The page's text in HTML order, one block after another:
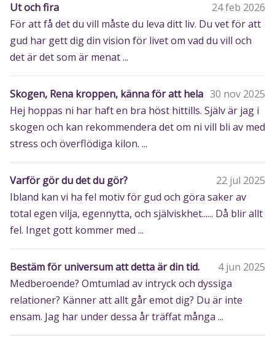
Ut och fira
24 feb 2026
För att få det du vill måste du leva ditt liv. Du vet för att
gud har gett dig din vision för livet om vad du vill och
det är det som är menat ...
Skogen, Rena kroppen, känna för att hela 30 nov 2025
Hej hoppas ni har haft en bra höst hittills. Själv är jag i
skogen och kan rekommendera det om ni vill bli av med
stress och överflödiga kilon. ...
Varför gör du det du gör?
22 jul 2025
Ibland kan vi ha fel motiv för gud och göra saker av
total egen vilja, egennytta, och själviskhet...... Då blir allt
fel. Inget gott kommer med ...
Bestäm för universum att detta är din tid.
4 jun 2025
Medberoende? Omtumlad av intryck och dyssiga
relationer? Känner att allt går emot dig? Du är inte
ensam. Jag har under dessa år träffat många ...